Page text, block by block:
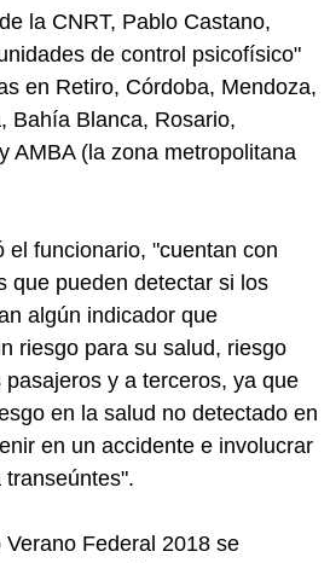
la CNRT, Pablo Castano,
de control psicofísico"
en Retiro, Córdoba, Mendoza,
Bahía Blanca, Rosario,
AMBA (la zona metropolitana
el funcionario, "cuentan con
que pueden detectar si los
algún indicador que
riesgo para su salud, riesgo
y a terceros, ya que
en la salud no detectado en
en un accidente e involucrar
Federal 2018 se